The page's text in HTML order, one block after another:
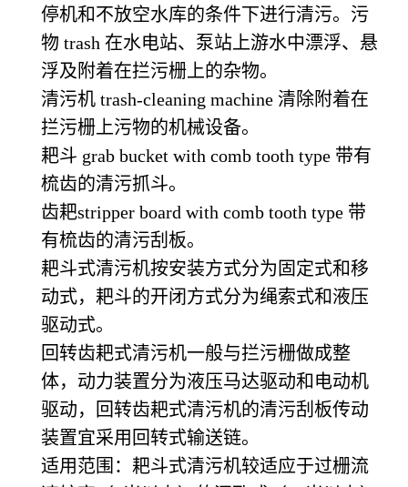
停机和不放空水库的条件下进行清污。污
物 trash 在水电站、泵站上游水中漂浮、悬
浮及附着在拦污栅上的杂物。
清污机 trash-cleaning machine 清除附着在
拦污栅上污物的机械设备。
耙斗 grab bucket with comb tooth type 带有
梳齿的清污抓斗。
齿耙stripper board with comb tooth type 带
有梳齿的清污刮板。
耙斗式清污机按安装方式分为固定式和移
动式，耙斗的开闭方式分为绳索式和液压
驱动式。
回转齿耙式清污机一般与拦污栅做成整
体，动力装置分为液压马达驱动和电动机
驱动，回转齿耙式清污机的清污刮板传动
装置宜采用回转式输送链。
适用范围：耙斗式清污机较适应于过栅流